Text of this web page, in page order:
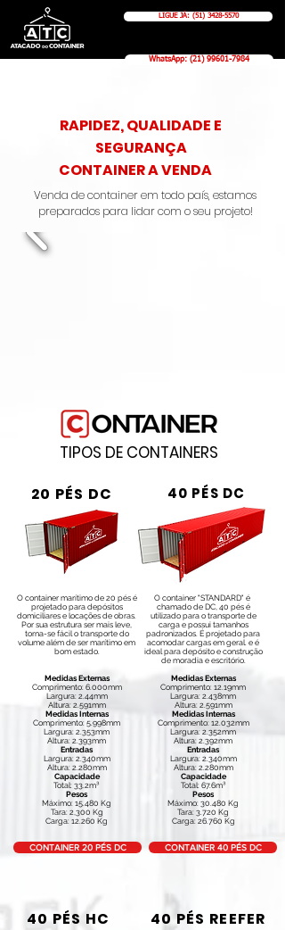
LIGUE JÁ: (51) 3428-5570
WhatsApp: (21) 99601-7984
RAPIDEZ, QUALIDADE E
SEGURANÇA
CONTAINER A VENDA
Venda de container em todo país, estamos
preparados para lidar com o seu projeto!
TIPOS DE CONTAINERS
20 PÉS DC
O container marítimo de 20 pés é
projetado para depósitos
domiciliares e locações de obras.
Por sua estrutura ser mais leve,
torna-se fácil o transporte do
volume além de ser marítimo em
bom estado.
Medidas Externas
Comprimento: 6.000mm
Largura: 2.44mm
Altura: 2.591mm
Medidas Internas
Comprimento: 5.998mm
Largura: 2.353mm
Altura: 2.393mm
Entradas
Largura: 2.340mm
Altura: 2.280mm
Capacidade
Total: 33.2m³
Pesos
Máximo: 15.480 Kg
Tara: 2,300 Kg
Carga: 12.260 Kg
40 PÉS DC
O container "STANDARD" é
chamado de DC, 40 pés é
utilizado para o transporte de
carga e possui tamanhos
padronizados. É projetado para
acomodar cargas em geral. e é
ideal para depósito e construção
de moradia e escritório.
Medidas Externas
Comprimento: 12.19mm
Largura: 2.438mm
Altura: 2.591mm
Medidas Internas
Comprimento: 12.032mm
Largura: 2.352mm
Altura: 2.392mm
Entradas
Largura: 2.340mm
Altura: 2.280mm
Capacidade
Total: 67.6m³
Pesos
Máximo: 30.480 Kg
Tara: 3.720 Kg
Carga: 26.760 Kg
CONTAINER 20 PÉS DC CONTAINER 40 PÉS DC
40 PÉS HC 40 PÉS REEFER